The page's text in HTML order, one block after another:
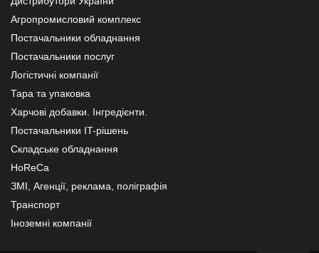
Агропромисловий комплекс
Постачальники обладнання
Постачальники послуг
Логістичні компанії
Тара та упаковка
Харчові добавки. Інгредієнти.
Постачальники IT-рішень
Складське обладнання
HoReCa
ЗМІ, Агенції, реклама, поліграфія
Транспорт
Іноземні компанії